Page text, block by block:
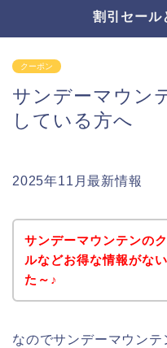
割引セール
クーポン
サンデーマウン
している方へ
2025年11月最新情報
サンデーマウンテンの
ルなどお得な情報がな
た～♪
なのでサンデーマウン